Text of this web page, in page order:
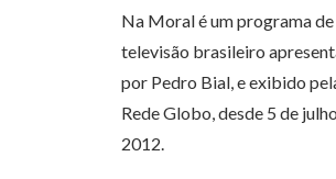
Na Moral é um programa de
televisão brasileiro
por Pedro Bial, e exibido
Rede Globo, desde 5 de
2012.